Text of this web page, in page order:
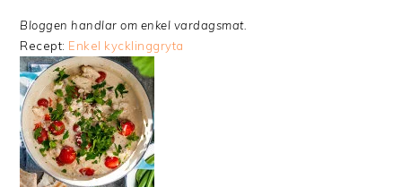
Bloggen handlar om enkel vardagsmat.
Recept: Enkel kycklinggryta